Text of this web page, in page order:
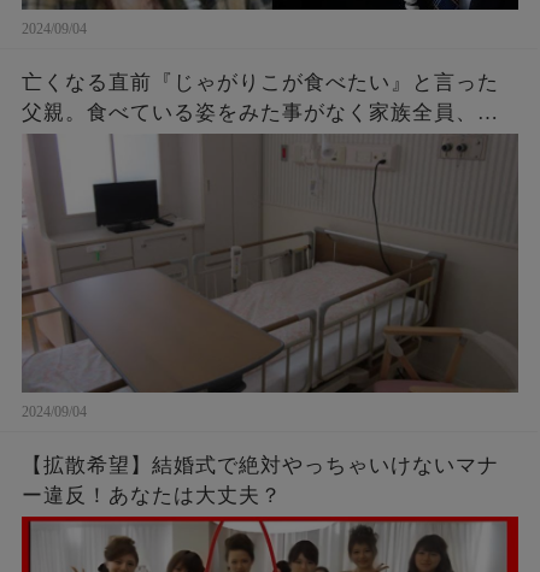
2024/09/04
亡くなる直前『じゃがりこが食べたい』と言った
父親。食べている姿をみた事がなく家族全員、不
思議に思っていたら・・・後に判明したその理由
に涙が止まらない。
2024/09/04
【拡散希望】結婚式で絶対やっちゃいけないマナ
ー違反！あなたは大丈夫？